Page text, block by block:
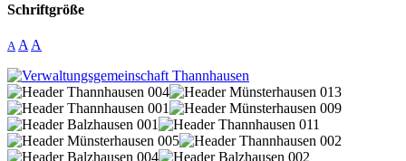
Schriftgröße
A A A